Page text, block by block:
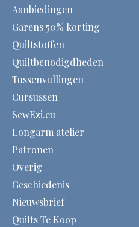
Aanbiedingen
Garens 50% korting
Quiltstoffen
Quiltbenodigdheden
Tussenvullingen
Cursussen
SewEzi.eu
Longarm atelier
Patronen
Overig
Geschiedenis
Nieuwsbrief
Quilts Te Koop